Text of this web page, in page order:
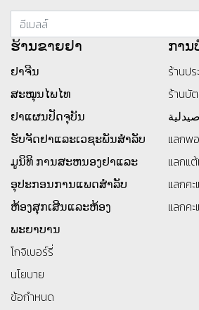
ຮ້ານ​ຂາຍ​ຢາ
ຢາຈີນ
ສະໝຸນໄພໄທ
ຢາແຜນປັດຈຸບັນ
ຮັບຈັດຢາແລະເວຊະພັນສໍາລັບ
ມູນິທິ ການສະຫນອງຢາແລະ
ອຸປະກອນການແພດສໍາລັບ
ຫ້ອງສຸກເສີນແລະຫ້ອງ
ພະຍາບານ
โกจิเบอร์รี่
นโยบาย
ข้อกำหนด
ການ
ร้านป
ร้านบั
صيدلية
แลกพ
แลกแ
แลกค
แลกค